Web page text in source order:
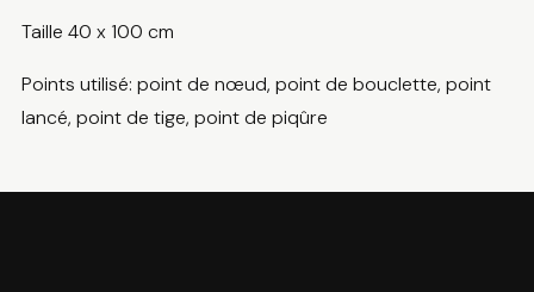
Taille 40 x 100 cm
Points utilisé: point de nœud, point de bouclette, point
lancé, point de tige, point de piqûre